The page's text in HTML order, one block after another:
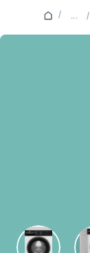
/ ... /